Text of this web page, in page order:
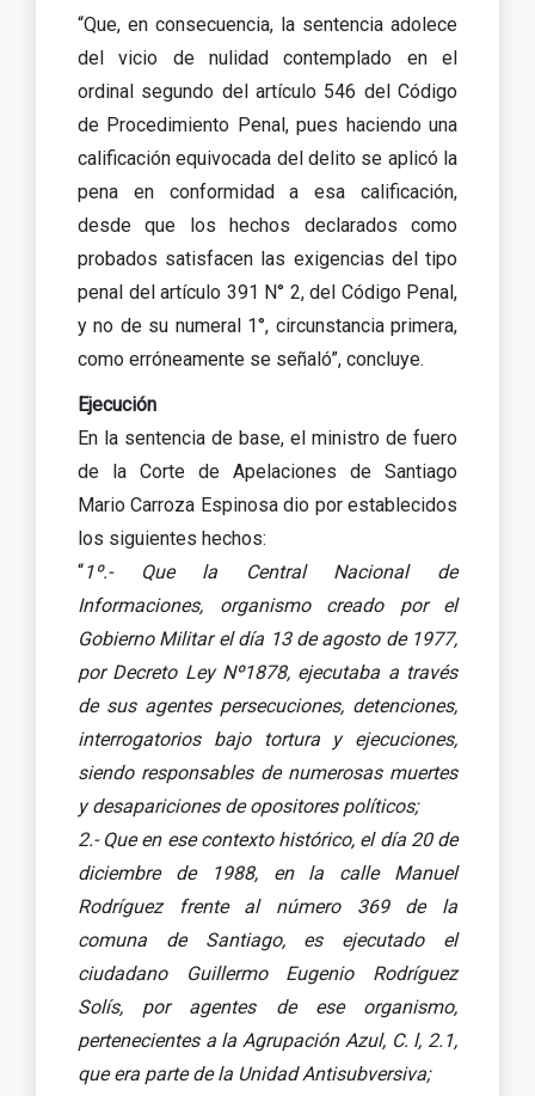
“Que, en consecuencia, la sentencia adolece
del vicio de nulidad contemplado en el
ordinal segundo del artículo 546 del Código
de Procedimiento Penal, pues haciendo una
calificación equivocada del delito se aplicó la
pena en conformidad a esa calificación,
desde que los hechos declarados como
probados satisfacen las exigencias del tipo
penal del artículo 391 N° 2, del Código Penal,
y no de su numeral 1°, circunstancia primera,
como erróneamente se señaló”, concluye.
Ejecución
En la sentencia de base, el ministro de fuero
de la Corte de Apelaciones de Santiago
Mario Carroza Espinosa dio por establecidos
los siguientes hechos:
“1º.- Que la Central Nacional de
Informaciones, organismo creado por el
Gobierno Militar el día 13 de agosto de 1977,
por Decreto Ley Nº1878, ejecutaba a través
de sus agentes persecuciones, detenciones,
interrogatorios bajo tortura y ejecuciones,
siendo responsables de numerosas muertes
y desapariciones de opositores políticos;
2.- Que en ese contexto histórico, el día 20 de
diciembre de 1988, en la calle Manuel
Rodríguez frente al número 369 de la
comuna de Santiago, es ejecutado el
ciudadano Guillermo Eugenio Rodríguez
Solís, por agentes de ese organismo,
pertenecientes a la Agrupación Azul, C. l, 2.1,
que era parte de la Unidad Antisubversiva;